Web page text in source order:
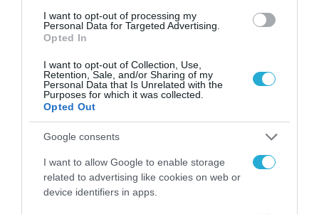
I want to opt-out of processing my
Personal Data for Targeted Advertising.
Opted In
I want to opt-out of Collection, Use,
Retention, Sale, and/or Sharing of my
Personal Data that Is Unrelated with the
Purposes for which it was collected.
Opted Out
Google consents
I want to allow Google to enable storage
related to advertising like cookies on web or
device identifiers in apps.